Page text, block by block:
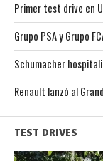
Primer test drive en
Grupo PSA y Grupo
Schumacher
Renault lanzó al
TEST DRIVES